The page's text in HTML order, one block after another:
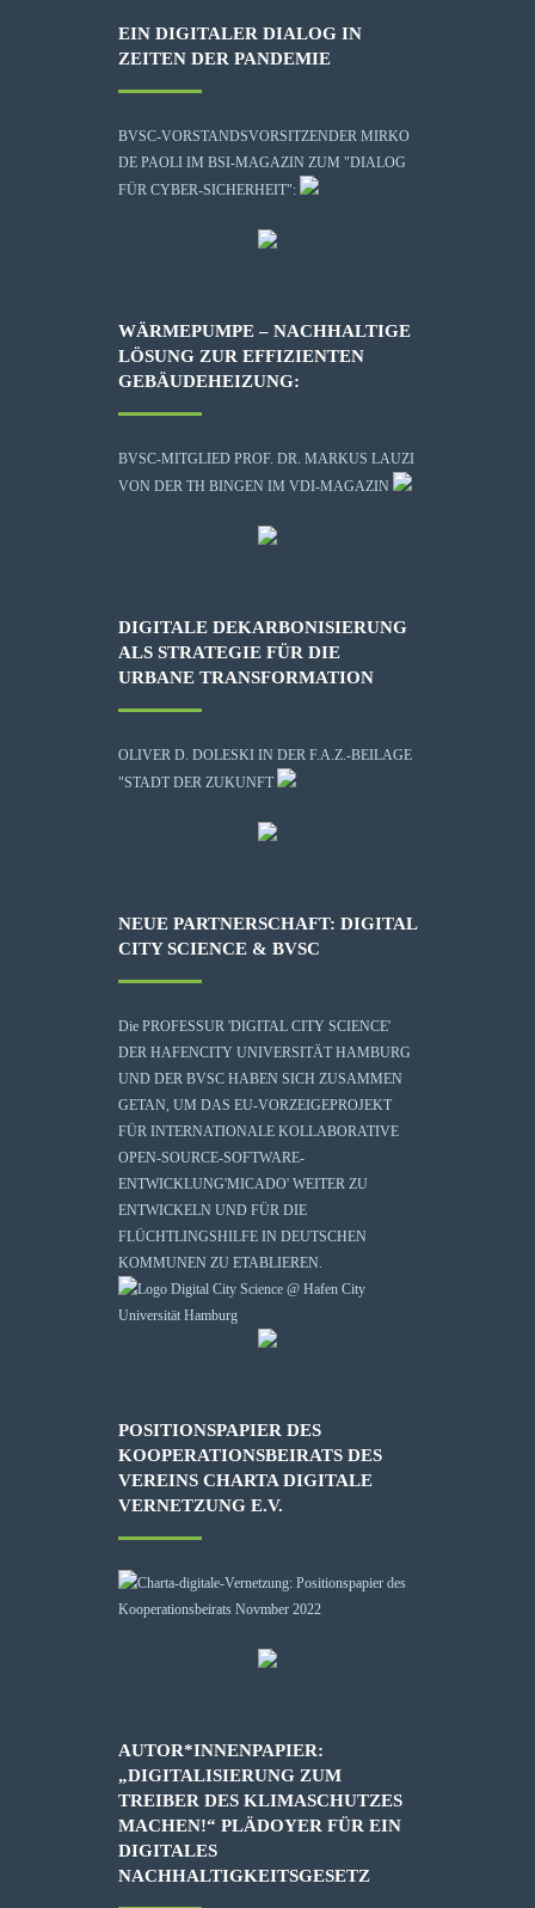
EIN DIGITALER DIALOG IN
ZEITEN DER PANDEMIE
BVSC-VORSTANDSVORSITZENDER MIRKO
DE PAOLI IM BSI-MAGAZIN ZUM "DIALOG
FÜR CYBER-SICHERHEIT":
WÄRMEPUMPE – NACHHALTIGE
LÖSUNG ZUR EFFIZIENTEN
GEBÄUDEHEIZUNG:
BVSC-MITGLIED PROF. DR. MARKUS LAUZI
VON DER TH BINGEN IM VDI-MAGAZIN
DIGITALE DEKARBONISIERUNG
ALS STRATEGIE FÜR DIE
URBANE TRANSFORMATION
OLIVER D. DOLESKI IN DER F.A.Z.-BEILAGE
"STADT DER ZUKUNFT
NEUE PARTNERSCHAFT: DIGITAL
CITY SCIENCE & BVSC
Die PROFESSUR 'DIGITAL CITY SCIENCE'
DER HAFENCITY UNIVERSITÄT HAMBURG
UND DER BVSC HABEN SICH ZUSAMMEN
GETAN, UM DAS EU-VORZEIGEPROJEKT
FÜR INTERNATIONALE KOLLABORATIVE
OPEN-SOURCE-SOFTWARE-
ENTWICKLUNG'MICADO' WEITER ZU
ENTWICKELN UND FÜR DIE
FLÜCHTLINGSHILFE IN DEUTSCHEN
KOMMUNEN ZU ETABLIEREN.
POSITIONSPAPIER DES
KOOPERATIONSBEIRATS DES
VEREINS CHARTA DIGITALE
VERNETZUNG E.V.
AUTOR*INNENPAPIER:
„DIGITALISIERUNG ZUM
TREIBER DES KLIMASCHUTZES
MACHEN!“ PLÄDOYER FÜR EIN
DIGITALES
NACHHALTIGKEITSGESETZ